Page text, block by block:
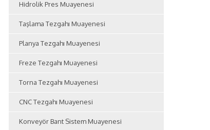
Hidrolik Pres Muayenesi
Taşlama Tezgahı Muayenesi
Planya Tezgahı Muayenesi
Freze Tezgahı Muayenesi
Torna Tezgahı Muayenesi
CNC Tezgahı Muayenesi
Konveyör Bant Sistem Muayenesi